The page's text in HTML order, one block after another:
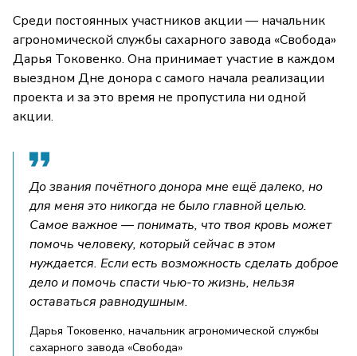
Среди постоянных участников акции — начальник
агрономической службы сахарного завода «Свобода»
Дарья Токовенко. Она принимает участие в каждом
выездном Дне донора с самого начала реализации
проекта и за это время не пропустила ни одной
акции.
До звания почётного донора мне ещё далеко, но
для меня это никогда не было главной целью.
Самое важное — понимать, что твоя кровь может
помочь человеку, который сейчас в этом
нуждается. Если есть возможность сделать доброе
дело и помочь спасти чью-то жизнь, нельзя
оставаться равнодушным.
Дарья Токовенко, начальник агрономической службы
сахарного завода «Свобода»